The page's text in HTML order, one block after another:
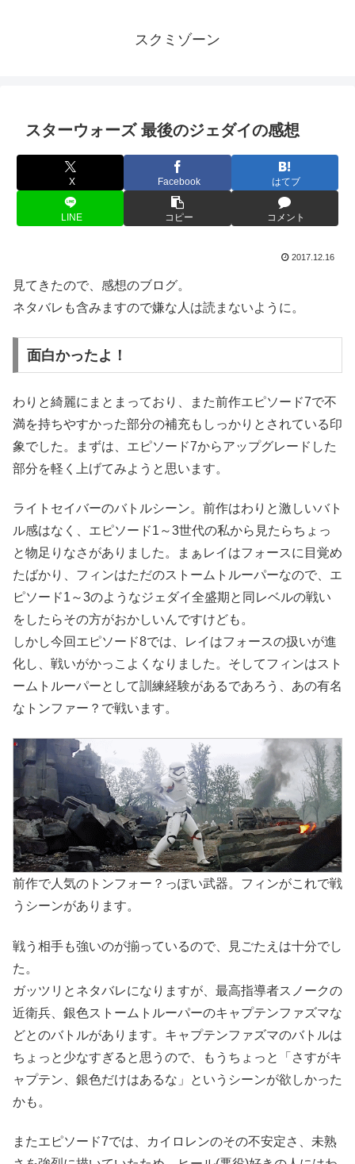
スクミゾーン
スターウォーズ 最後のジェダイの感想
X Facebook はてブ
LINE コピー コメント
2017.12.16
見てきたので、感想のブログ。
ネタバレも含みますので嫌な人は読まないように。
面白かったよ！
わりと綺麗にまとまっており、また前作エピソード7で不
満を持ちやすかった部分の補充もしっかりとされている印
象でした。まずは、エピソード7からアップグレードした
部分を軽く上げてみようと思います。
ライトセイバーのバトルシーン。前作はわりと激しいバト
ル感はなく、エピソード1～3世代の私から見たらちょっ
と物足りなさがありました。まぁレイはフォースに目覚め
たばかり、フィンはただのストームトルーパーなので、エ
ピソード1～3のようなジェダイ全盛期と同レベルの戦い
をしたらその方がおかしいんですけども。
しかし今回エピソード8では、レイはフォースの扱いが進
化し、戦いがかっこよくなりました。そしてフィンはスト
ームトルーパーとして訓練経験があるであろう、あの有名
なトンファー？で戦います。
前作で人気のトンフォー？っぽい武器。フィンがこれで戦
うシーンがあります。
戦う相手も強いのが揃っているので、見ごたえは十分でし
た。
ガッツリとネタバレになりますが、最高指導者スノークの
近衛兵、銀色ストームトルーパーのキャプテンファズマな
どとのバトルがあります。キャプテンファズマのバトルは
ちょっと少なすぎると思うので、もうちょっと「さすがキ
ャプテン、銀色だけはあるな」というシーンが欲しかった
かも。
またエピソード7では、カイロレンのその不安定さ、未熟